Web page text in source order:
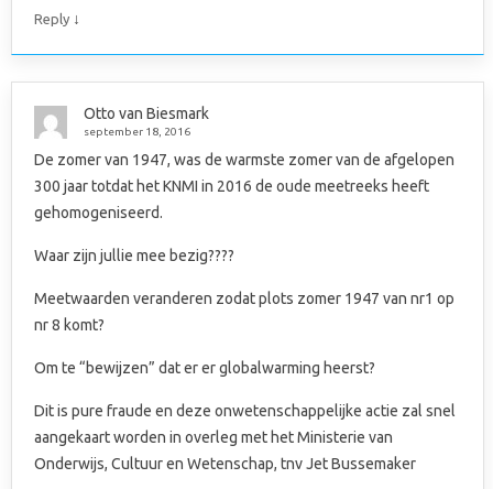
Reply ↓
Otto van Biesmark
september 18, 2016
De zomer van 1947, was de warmste zomer van de afgelopen
300 jaar totdat het KNMI in 2016 de oude meetreeks heeft
gehomogeniseerd.
Waar zijn jullie mee bezig????
Meetwaarden veranderen zodat plots zomer 1947 van nr1 op
nr 8 komt?
Om te “bewijzen” dat er er globalwarming heerst?
Dit is pure fraude en deze onwetenschappelijke actie zal snel
aangekaart worden in overleg met het Ministerie van
Onderwijs, Cultuur en Wetenschap, tnv Jet Bussemaker